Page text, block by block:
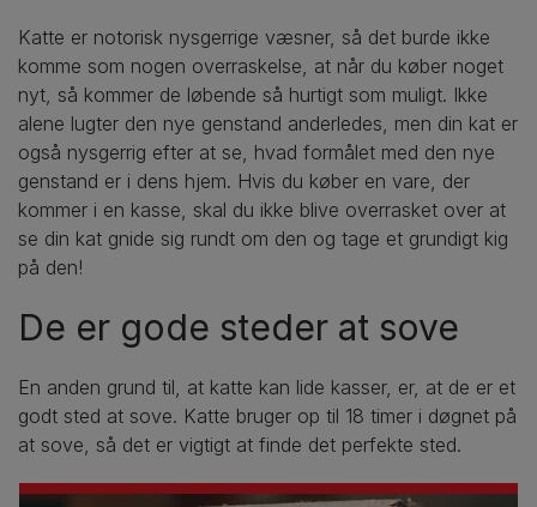
Katte er notorisk nysgerrige væsner, så det burde ikke
komme som nogen overraskelse, at når du køber noget
nyt, så kommer de løbende så hurtigt som muligt. Ikke
alene lugter den nye genstand anderledes, men din kat er
også nysgerrig efter at se, hvad formålet med den nye
genstand er i dens hjem. Hvis du køber en vare, der
kommer i en kasse, skal du ikke blive overrasket over at
se din kat gnide sig rundt om den og tage et grundigt kig
på den!
De er gode steder at sove
En anden grund til, at katte kan lide kasser, er, at de er et
godt sted at sove. Katte bruger op til 18 timer i døgnet på
at sove, så det er vigtigt at finde det perfekte sted.